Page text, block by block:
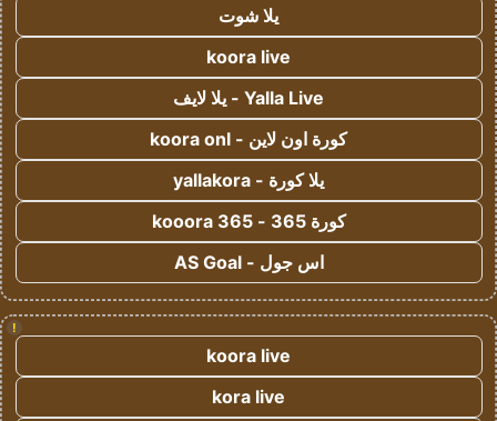
يلا شوت
koora live
Yalla Live - يلا لايف
كورة اون لاين - koora onl
يلا كورة - yallakora
كورة 365 - kooora 365
اس جول - AS Goal
!
koora live
kora live